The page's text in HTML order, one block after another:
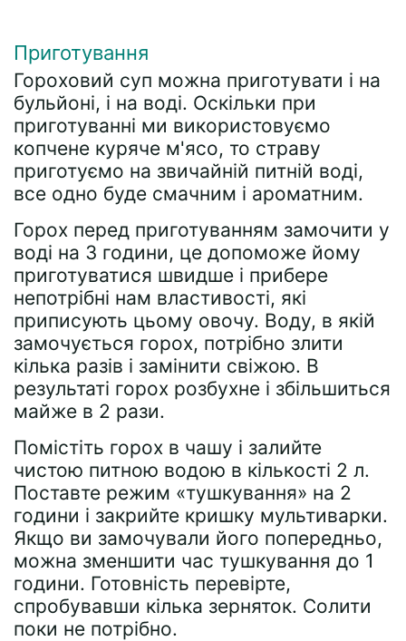
Приготування
Гороховий суп можна приготувати і на
бульйоні, і на воді. Оскільки при
приготуванні ми використовуємо
копчене куряче м'ясо, то страву
приготуємо на звичайній питній воді,
все одно буде смачним і ароматним.
Горох перед приготуванням замочити у
воді на 3 години, це допоможе йому
приготуватися швидше і прибере
непотрібні нам властивості, які
приписують цьому овочу. Воду, в якій
замочується горох, потрібно злити
кілька разів і замінити свіжою. В
результаті горох розбухне і збільшиться
майже в 2 рази.
Помістіть горох в чашу і залийте
чистою питною водою в кількості 2 л.
Поставте режим «тушкування» на 2
години і закрийте кришку мультиварки.
Якщо ви замочували його попередньо,
можна зменшити час тушкування до 1
години. Готовність перевірте,
спробувавши кілька зерняток. Солити
поки не потрібно.